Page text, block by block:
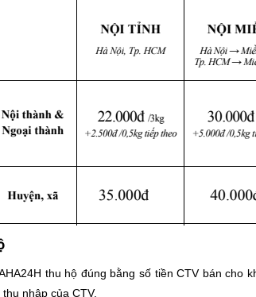
thu hộ đúng bằng số tiền CTV bán cho
nhập của CTV.